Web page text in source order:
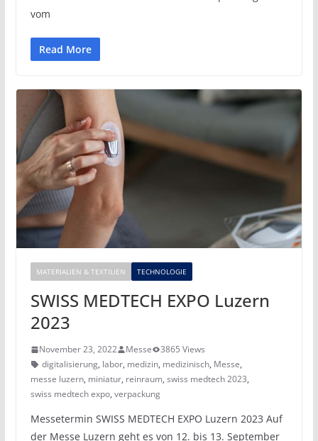
vom
Read More
MATERIALIEN & TEXTILIEN TECHNOLOGIE
SWISS MEDTECH EXPO Luzern
2023
November 23, 2022 Messe
3865 Views
digitalisierung, labor, medizin, medizinisch, Messe,
messe luzern, miniatur, reinraum, swiss medtech 2023,
swiss medtech expo, verpackung
Messetermin SWISS MEDTECH EXPO Luzern 2023 Auf
der Messe Luzern geht es von 12. bis 13. September